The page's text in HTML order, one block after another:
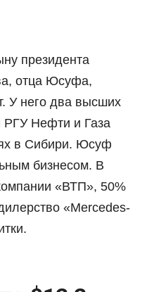
президента
отца Юсуфа,
У него два высших
РГУ Нефти и Газа
в Сибири. Юсуф
бизнесом. В
«ВТП», 50%
«Mercedes-